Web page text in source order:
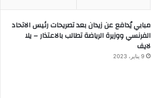
مبابي يُدافع عن زيدان بعد تصريحات رئيس الاتحاد
الفرنسي ووزيرة الرياضة تطالب بالاعتذار – يلا
لايف
9 يناير، 2023